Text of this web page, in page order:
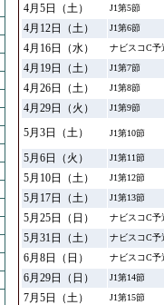
4月5日（土） J1第5節
4月12日（土） J1第6節
4月16日（水） ナビスコC予
4月19日（土） J1第7節
4月26日（土） J1第8節
4月29日（火） J1第9節
5月3日（土） J1第10節
5月6日（火） J1第11節
5月10日（土） J1第12節
5月17日（土） J1第13節
5月25日（日） ナビスコC予
5月31日（土） ナビスコC予
6月8日（日） ナビスコC予
6月29日（日） J1第14節
7月5日（土） J1第15節